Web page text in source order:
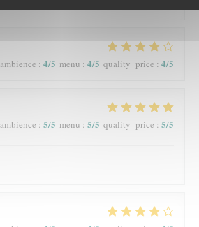
ambience : 4/5 menu : 4/5 quality_price : 4/5
ambience : 5/5 menu : 5/5 quality_price : 5/5